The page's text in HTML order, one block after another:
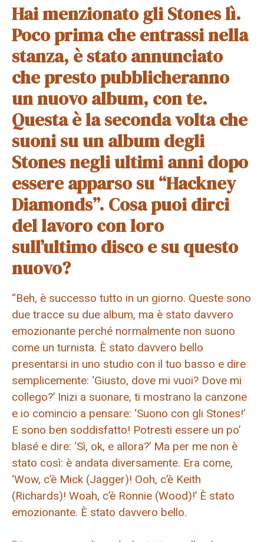
Hai menzionato gli Stones lì.
Poco prima che entrassi nella
stanza, è stato annunciato
che presto pubblicheranno
un nuovo album, con te.
Questa è la seconda volta che
suoni su un album degli
Stones negli ultimi anni dopo
essere apparso su “Hackney
Diamonds”. Cosa puoi dirci
del lavoro con loro
sull’ultimo disco e su questo
nuovo?
“Beh, è ​​successo tutto in un giorno. Queste sono
due tracce su due album, ma è stato davvero
emozionante perché normalmente non suono
come un turnista. È stato davvero bello
presentarsi in uno studio con il tuo basso e dire
semplicemente: ‘Giusto, dove mi vuoi? Dove mi
collego?’ Inizi a suonare, ti mostrano la canzone
e io comincio a pensare: ‘Suono con gli Stones!’
E sono ben soddisfatto! Potresti essere un po’
blasé e dire: ‘Sì, ok, e allora?’ Ma per me non è
stato così: è andata diversamente. Era come,
‘Wow, c’è Mick (Jagger)! Ooh, c’è Keith
(Richards)! Woah, c’è Ronnie (Wood)!’ È stato
emozionante. È stato davvero bello.